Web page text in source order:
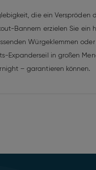
die ein
Bannern erzielen Sie
Würgeklemmen
Expanderseil in großen
– garantieren können.